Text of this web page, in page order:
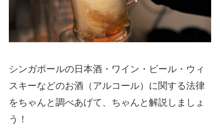
シンガポールの日本酒・ワイン・ビール・ウィ
スキーなどのお酒（アルコール）に関する法律
をちゃんと調べあげて、ちゃんと解説しましょ
う！